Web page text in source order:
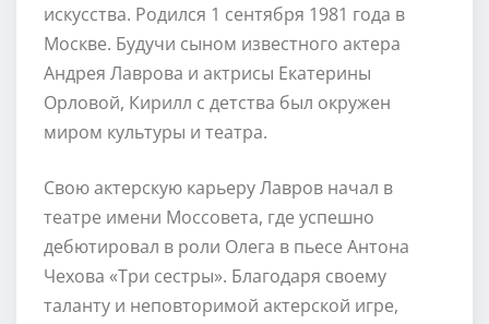
искусства. Родился 1 сентября 1981 года в
Москве. Будучи сыном известного актера
Андрея Лаврова и актрисы Екатерины
Орловой, Кирилл с детства был окружен
миром культуры и театра.
Свою актерскую карьеру Лавров начал в
театре имени Моссовета, где успешно
дебютировал в роли Олега в пьесе Антона
Чехова «Три сестры». Благодаря своему
таланту и неповторимой актерской игре,